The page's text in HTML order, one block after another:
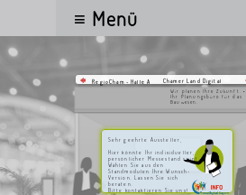
≡ Menü
RegioCham - Halle A Chamer Land Digital
Wir planen Ihre Zukunft. •
Ihr Planungsbüro für das
Bauwesen.
Sehr geehrte Aussteller,
Hier könnte Ihr individueller,
persönlicher Messestand sein!
Wählen Sie aus den
Standmodulen Ihre Wunsch-
Version. Lassen Sie sich
beraten.
Bitte kontaktieren Sie uns!